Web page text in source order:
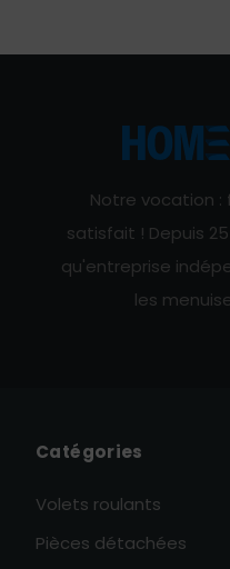
Notre vocation :
satisfait ! Depuis
qu'entreprise
les
Catégories
Volets roulants
Pièces détachées